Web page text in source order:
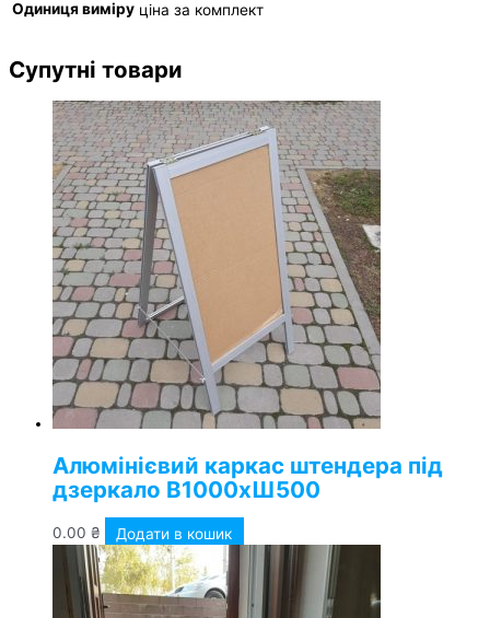
Одиниця виміру ціна за комплект
Супутні товари
Алюмінієвий каркас штендера під
дзеркало В1000хШ500
0.00 ₴ Додати в кошик